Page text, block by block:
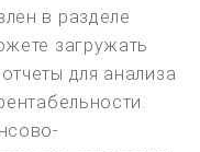
в разделе
загружать
для анализа